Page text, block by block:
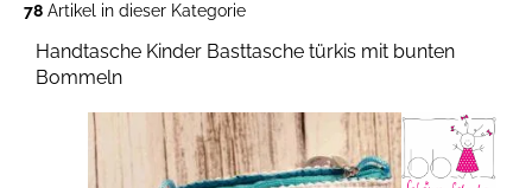
78 Artikel in dieser Kategorie
Handtasche Kinder Basttasche türkis mit bunten
Bommeln